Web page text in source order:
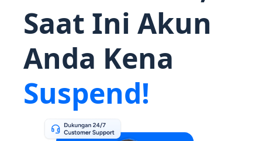
Saat Ini Akun
Anda Kena
Suspend!